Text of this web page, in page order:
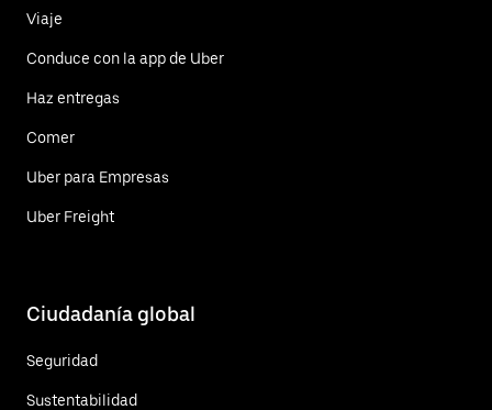
Viaje
Conduce con la app de Uber
Haz entregas
Comer
Uber para Empresas
Uber Freight
Ciudadanía global
Seguridad
Sustentabilidad